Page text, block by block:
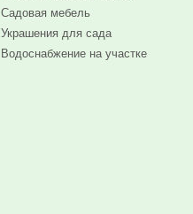
Садовая мебель
Украшения для сада
Водоснабжение на участке